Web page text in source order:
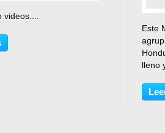
Este
lleno
por